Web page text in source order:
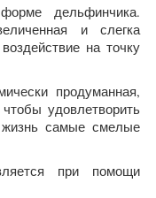
дельфинчика.
и слегка
на точку
продуманная,
удовлетворить
самые смелые
при помощи